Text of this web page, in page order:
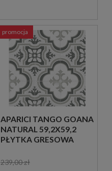
APARICI TANGO GOANA
NATURAL 59,2X59,2
PŁYTKA GRESOWA
239,00 zł
promocja